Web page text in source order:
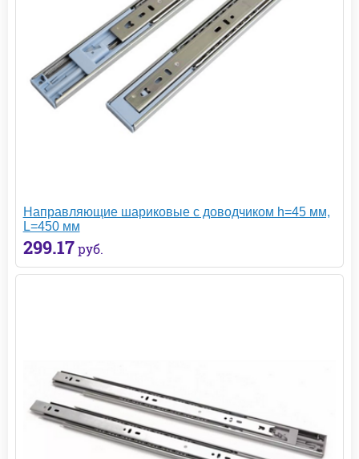
Направляющие шариковые с доводчиком h=45 мм,
L=450 мм
299.17 руб.